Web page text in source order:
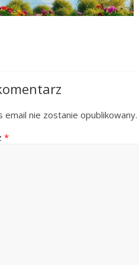
email nie zostanie opublikowany.
*